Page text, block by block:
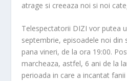
atrage si creeaza noi si noi
Telespectatorii DIZI vor putea
septembrie, episoadele noi din
pana vineri, de la ora 19:00.
marcheaza, astfel, 6 ani de la
perioada in care a incantat